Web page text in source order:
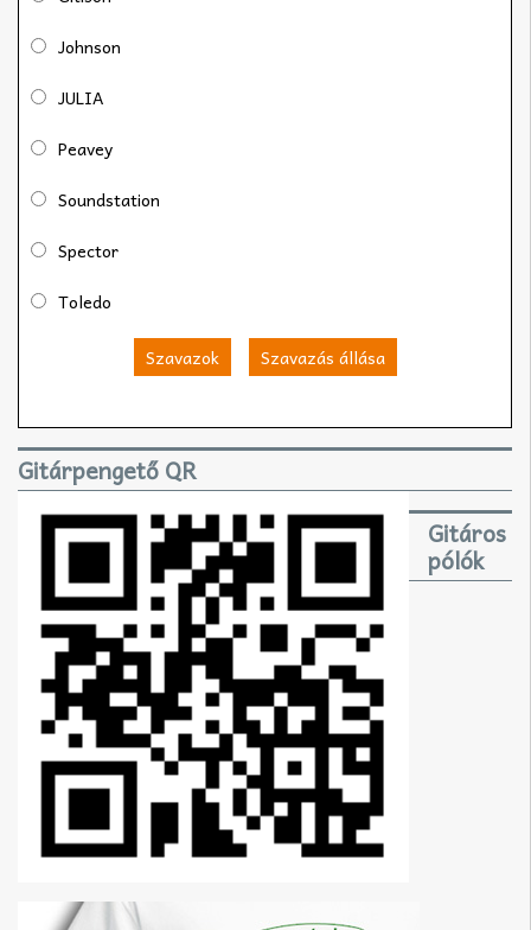
Johnson
JULIA
Peavey
Soundstation
Spector
Toledo
Szavazok Szavazás állása
Gitárpengető QR
Gitáros
pólók